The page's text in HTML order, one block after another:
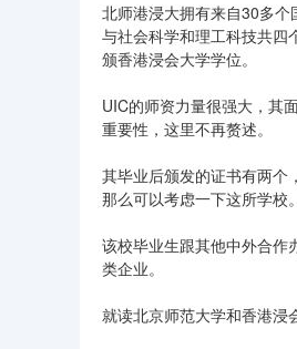
北师港浸大拥有来自30多
与社会科学和理工科技共四
颁香港浸会大学学位。
UIC的师资力量很强大，其
重要性，这里不再赘述。
其毕业后颁发的证书有两个
那么可以考虑一下这所学校。
该校毕业生跟其他中外合作
类企业。
就读北京师范大学和香港浸